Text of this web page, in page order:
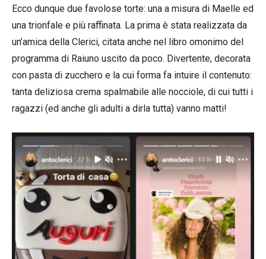
Ecco dunque due favolose torte: una a misura di Maelle ed
una trionfale e più raffinata. La prima è stata realizzata da
un’amica della Clerici, citata anche nel libro omonimo del
programma di Raiuno uscito da poco. Divertente, decorata
con pasta di zucchero e la cui forma fa intuire il contenuto:
tanta deliziosa crema spalmabile alle nocciole, di cui tutti i
ragazzi (ed anche gli adulti a dirla tutta) vanno matti!